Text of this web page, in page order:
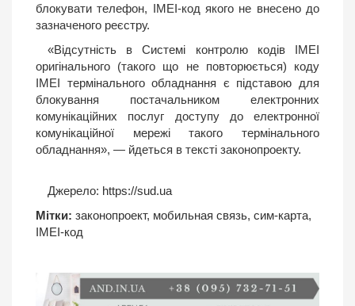
блокувати телефон, IMEI-код якого не внесено до
зазначеного реєстру.
«Відсутність в Системі контролю кодів ІМЕІ
оригінального (такого що не повторюється) коду
ІМЕІ термінального обладнання є підставою для
блокування постачальником електронних
комунікаційних послуг доступу до електронної
комунікаційної мережі такого термінального
обладнання», — йдеться в тексті законопроекту.
Джерело: https://sud.ua
Мітки: законопроект, мобильная связь, сим-карта,
IMEI-код